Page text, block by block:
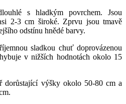
s hladkým povrchem. Jsou
2-3 cm široké. Zprvu jsou tmavě
odstínu hnědé barvy.
sladkou chuť doprovázenou
v nižších hodnotách okolo 15
dorůstající výšky okolo 50-80 cm a